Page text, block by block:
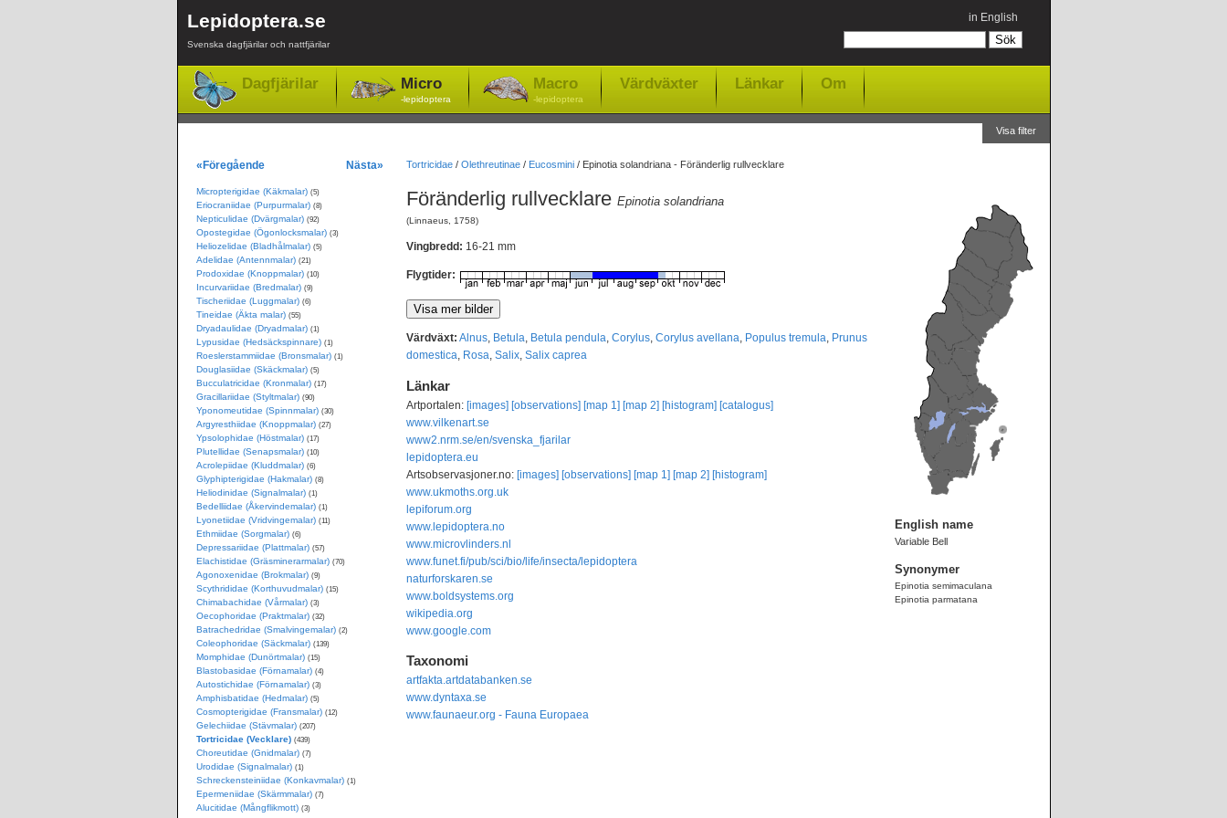
Lepidoptera.se
Svenska dagfjärilar och nattfjärilar
in English
Dagfjärilar Micro
-lepidoptera
Macro
-lepidoptera
Värdväxter Länkar Om
Visa filter
Tortricidae/ Olethreutinae/ Eucosmini/ Epinotia solandriana - Föränderlig rullvecklare
Föränderlig rullvecklare Epinotia solandriana
(Linnaeus, 1758)
Vingbredd: 16-21 mm
Flygtider:
Värdväxt: Alnus, Betula, Betula pendula, Corylus, Corylus avellana, Populus tremula, Prunus
domestica, Rosa, Salix, Salix caprea
Länkar
Artportalen: [images] [observations] [map 1] [map 2] [histogram] [catalogus]
www.vilkenart.se
www2.nrm.se/en/svenska_fjarilar
lepidoptera.eu
Artsobservasjoner.no: [images] [observations] [map 1] [map 2] [histogram]
www.ukmoths.org.uk
lepiforum.org
www.lepidoptera.no
www.microvlinders.nl
www.funet.fi/pub/sci/bio/life/insecta/lepidoptera
naturforskaren.se
www.boldsystems.org
wikipedia.org
www.google.com
Taxonomi
artfakta.artdatabanken.se
www.dyntaxa.se
www.faunaeur.org - Fauna Europaea
English name
Variable Bell
Synonymer
Epinotia semimaculana
Epinotia parmatana
«Föregående Nästa»
Micropterigidae (Käkmalar) (5)
Eriocraniidae (Purpurmalar) (8)
Nepticulidae (Dvärgmalar) (92)
Opostegidae (Ögonlocksmalar) (3)
Heliozelidae (Bladhålmalar) (5)
Adelidae (Antennmalar) (21)
Prodoxidae (Knoppmalar) (10)
Incurvariidae (Bredmalar) (9)
Tischeriidae (Luggmalar) (6)
Tineidae (Äkta malar) (55)
Dryadaulidae (Dryadmalar) (1)
Lypusidae (Hedsäckspinnare) (1)
Roeslerstammiidae (Bronsmalar) (1)
Douglasiidae (Skäckmalar) (5)
Bucculatricidae (Kronmalar) (17)
Gracillariidae (Styltmalar) (90)
Yponomeutidae (Spinnmalar) (30)
Argyresthiidae (Knoppmalar) (27)
Ypsolophidae (Höstmalar) (17)
Plutellidae (Senapsmalar) (10)
Acrolepiidae (Kluddmalar) (6)
Glyphipterigidae (Hakmalar) (8)
Heliodinidae (Signalmalar) (1)
Bedelliidae (Åkervindemalar) (1)
Lyonetiidae (Vridvingemalar) (11)
Ethmiidae (Sorgmalar) (6)
Depressariidae (Plattmalar) (57)
Elachistidae (Gräsminerarmalar) (70)
Agonoxenidae (Brokmalar) (9)
Scythrididae (Korthuvudmalar) (15)
Chimabachidae (Vårmalar) (3)
Oecophoridae (Praktmalar) (32)
Batrachedridae (Smalvingemalar) (2)
Coleophoridae (Säckmalar) (139)
Momphidae (Dunörtmalar) (15)
Blastobasidae (Förnamalar) (4)
Autostichidae (Förnamalar) (3)
Amphisbatidae (Hedmalar) (5)
Cosmopterigidae (Fransmalar) (12)
Gelechiidae (Stävmalar) (207)
Tortricidae (Vecklare) (439)
Choreutidae (Gnidmalar) (7)
Urodidae (Signalmalar) (1)
Schreckensteiniidae (Konkavmalar) (1)
Epermeniidae (Skärmmalar) (7)
Alucitidae (Mångflikmott) (3)